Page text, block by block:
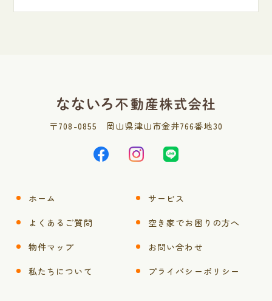
〒708-0855 岡山県津山市金井766番地30
ホーム
サービス
よくあるご質問
空き家でお困りの方へ
物件マップ
お問い合わせ
私たちについて
プライバシーポリシー